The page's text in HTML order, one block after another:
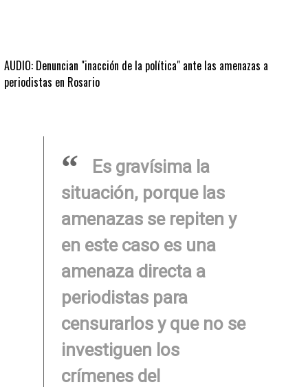
AUDIO: Denuncian "inacción de la política" ante las amenazas a
periodistas en Rosario
Es gravísima la
situación, porque las
amenazas se repiten y
en este caso es una
amenaza directa a
periodistas para
censurarlos y que no se
investiguen los
crímenes del